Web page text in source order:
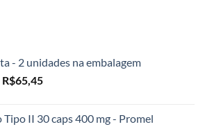
- 2 unidades na embalagem
O
era:
R$65,45O
é:
Tipo II 30 caps 400 mg - Promel